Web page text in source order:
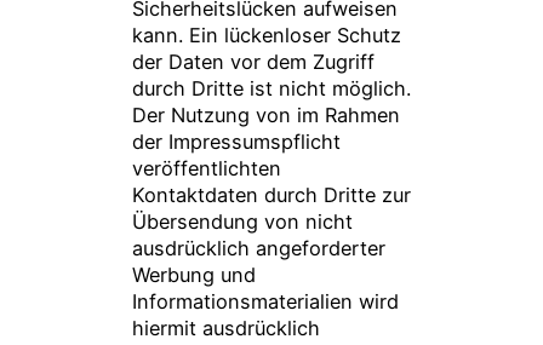
Sicherheitslücken aufweisen
kann. Ein lückenloser Schutz
der Daten vor dem Zugriff
durch Dritte ist nicht möglich.
Der Nutzung von im Rahmen
der Impressumspflicht
veröffentlichten
Kontaktdaten durch Dritte zur
Übersendung von nicht
ausdrücklich angeforderter
Werbung und
Informationsmaterialien wird
hiermit ausdrücklich